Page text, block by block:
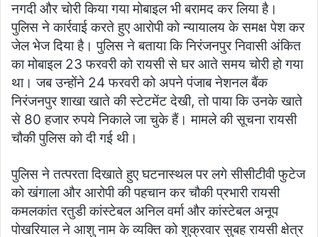
नगदी और चोरी किया गया मोबाइल भी बरामद कर लिया है।
पुलिस ने कार्रवाई करते हुए आरोपी को न्यायालय के समक्ष पेश कर
जेल भेज दिया है। पुलिस ने बताया कि निरंजनपुर निवासी अंकित
का मोबाइल 23 फरवरी को रायसी से घर आते समय चोरी हो गया
था। जब उन्होंने 24 फरवरी को अपने पंजाब नेशनल बैंक
निरंजनपुर शाखा खाते की स्टेटमेंट देखी, तो पाया कि उनके खाते
से 80 हजार रुपये निकाले जा चुके हैं। मामले की सूचना रायसी
चौकी पुलिस को दी गई थी।
पुलिस ने तत्परता दिखाते हुए घटनास्थल पर लगे सीसीटीवी फुटेज
को खंगाला और आरोपी की पहचान कर चौकी प्रभारी रायसी
कमलकांत रतुडी कांस्टेबल अनिल वर्मा और कांस्टेबल अनूप
पोखरियाल ने आशु नाम के व्यक्ति को शुक्रवार सुबह रायसी क्षेत्र